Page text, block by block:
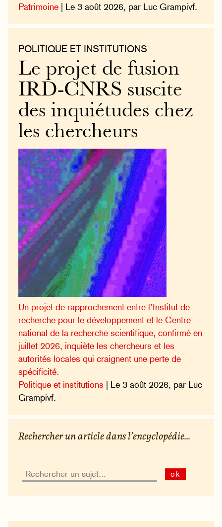
Patrimoine | Le 3 août 2026, par Luc Grampivf.
POLITIQUE ET INSTITUTIONS
Le projet de fusion
IRD-CNRS suscite
des inquiétudes chez
les chercheurs
Un projet de rapprochement entre l’Institut de
recherche pour le développement et le Centre
national de la recherche scientifique, confirmé en
juillet 2026, inquiète les chercheurs et les
autorités locales qui craignent une perte de
spécificité.
Politique et institutions | Le 3 août 2026, par Luc
Grampivf.
Rechercher un article dans l’encyclopédie...
ok